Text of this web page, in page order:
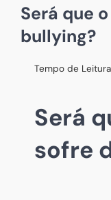
Será que
bullying?
Tempo de
Será
sofre